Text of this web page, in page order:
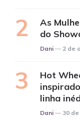
As
do
Posted
Dani 2 de
Hot
linha
Posted
Dani 30